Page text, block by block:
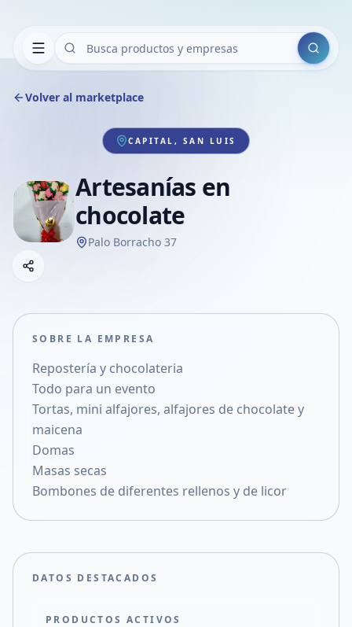
Buscar
Volver al marketplace
CAPITAL, SAN LUIS
Artesanías en
chocolate
Palo Borracho 37
Compartir empresa
Compartir en X
SOBRE LA EMPRESA
Repostería y chocolateria
Todo para un evento
Tortas, mini alfajores, alfajores de chocolate y
maicena
Domas
Masas secas
Bombones de diferentes rellenos y de licor
DATOS DESTACADOS
PRODUCTOS ACTIVOS